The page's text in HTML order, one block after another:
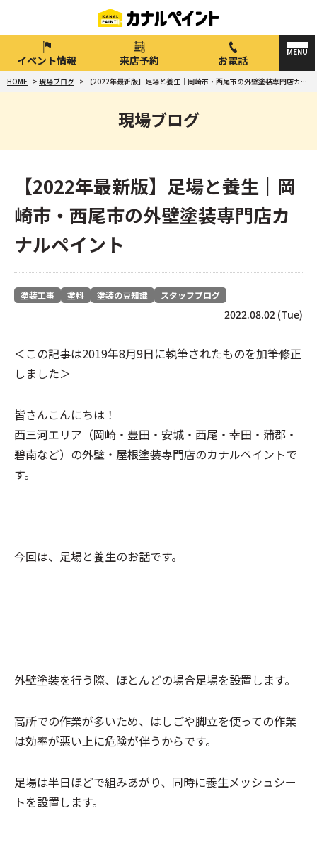
イベント情報 来店予約 お電話
HOME > 現場ブログ > 【2022年最新版】足場と養生｜岡崎市・西尾市の外壁塗装専門店カナルペイント
現場ブログ
【2022年最新版】足場と養生｜岡
崎市・西尾市の外壁塗装専門店カ
ナルペイント
塗装工事 塗料 塗装の豆知識 スタッフブログ
2022.08.02 (Tue)
＜この記事は2019年8月9日に執筆されたものを加筆修正
しました＞
皆さんこんにちは！
西三河エリア （岡崎・豊田・安城・西尾・幸田・蒲郡・
碧南など）の外壁・屋根塗装専門店のカナルペイントで
す。
今回は、足場と養生のお話です。
外壁塗装を行う際、ほとんどの場合足場を設置します。
高所での作業が多いため、はしごや脚立を使っての作業
は効率が悪い上に危険が伴うからです。
足場は半日ほどで組みあがり、同時に養生メッシュシー
トを設置します。